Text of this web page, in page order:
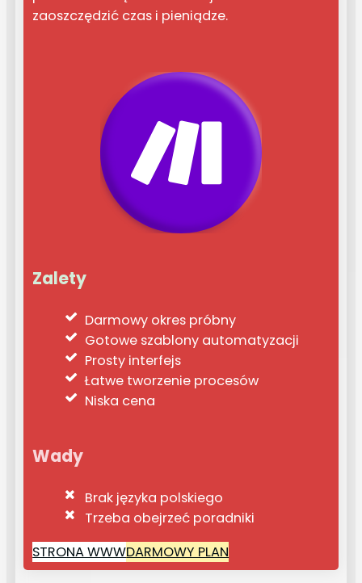
zaoszczędzić czas i pieniądze.
Zalety
Darmowy okres próbny
Gotowe szablony automatyzacji
Prosty interfejs
Łatwe tworzenie procesów
Niska cena
Wady
Brak języka polskiego
Trzeba obejrzeć poradniki
STRONA WWWDARMOWY PLAN